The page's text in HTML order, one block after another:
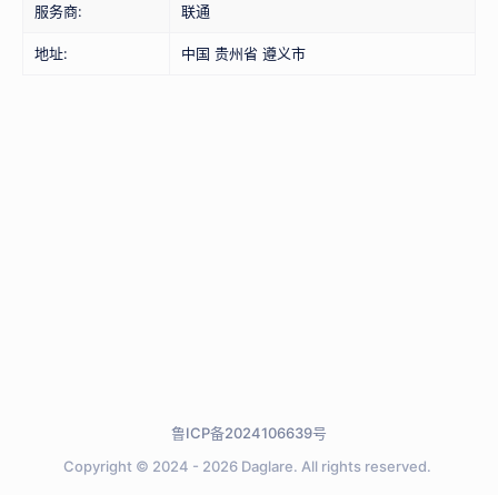
服务商: 联通
地址: 中国 贵州省 遵义市
Copyright © 2024 - 2026 Daglare. All rights reserved.
鲁ICP备2024106639号